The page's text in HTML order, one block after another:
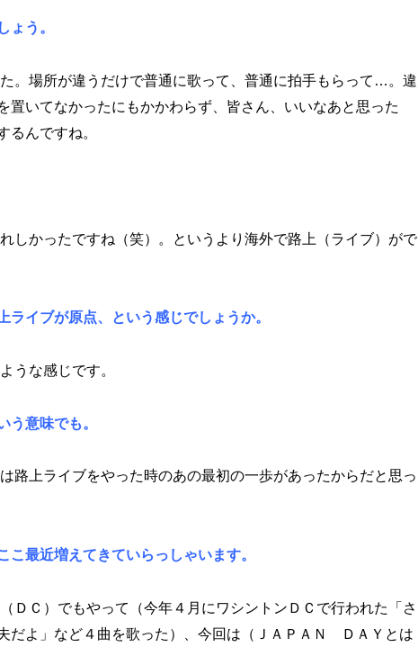
ょう。
。場所が違うだけで普通に歌って、普通に拍手もらって…。違
置いてなかったにもかかわらず、皆さん、いいなあと思った
るんですね。
しかったですね（笑）。というより海外で路上（ライブ）がで
イブが原点、という感じでしょうか。
うな感じです。
う意味でも。
路上ライブをやった時のあの最初の一歩があったからだと思っ
こ最近増えてきていらっしゃいます。
Ｃ）でもやって（今年４月にワシントンＤＣで行われた「さ
だよ」など４曲を歌った）、今回は（ＪＡＰＡＮ ＤＡＹとは